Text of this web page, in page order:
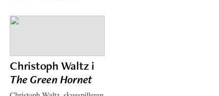
Christoph Waltz i
The Green Hornet